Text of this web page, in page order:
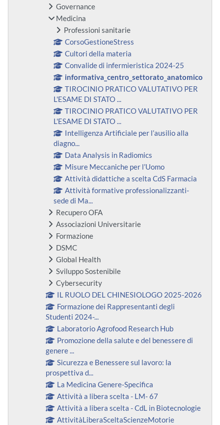
Governance
Medicina
Professioni sanitarie
CorsoGestioneStress
Cultori della materia
Convalide di infermieristica 2024-25
informativa_centro_settorato_anatomico
TIROCINIO PRATICO VALUTATIVO PER
L'ESAME DI STATO ...
TIROCINIO PRATICO VALUTATIVO PER
L'ESAME DI STATO ...
Intelligenza Artificiale per l’ausilio alla
diagno...
Data Analysis in Radiomics
Misure Meccaniche per l’Uomo
Attività didattiche a scelta CdS Farmacia
Attività formative professionalizzanti-
sede di Ma...
Recupero OFA
Associazioni Universitarie
Formazione
DSMC
Global Health
Sviluppo Sostenibile
Cybersecurity
IL RUOLO DEL CHINESIOLOGO 2025-2026
Formazione dei Rappresentanti degli
Studenti 2024-...
Laboratorio Agrofood Research Hub
Promozione della salute e del benessere di
genere ...
Sicurezza e Benessere sul lavoro: la
prospettiva d...
La Medicina Genere-Specifica
Attività a libera scelta - LM- 67
Attività a libera scelta - CdL in Biotecnologie
AttivitàLiberaSceltaScienzeMotorie